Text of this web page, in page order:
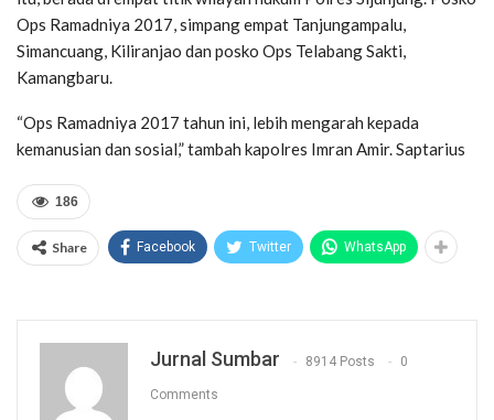
Ops Ramadniya 2017, simpang empat Tanjungampalu,
Simancuang, Kiliranjao dan posko Ops Telabang Sakti,
Kamangbaru.
“Ops Ramadniya 2017 tahun ini, lebih mengarah kepada
kemanusian dan sosial,” tambah kapolres Imran Amir. Saptarius
186
Share Facebook Twitter WhatsApp
Jurnal Sumbar 8914 Posts 0
Comments